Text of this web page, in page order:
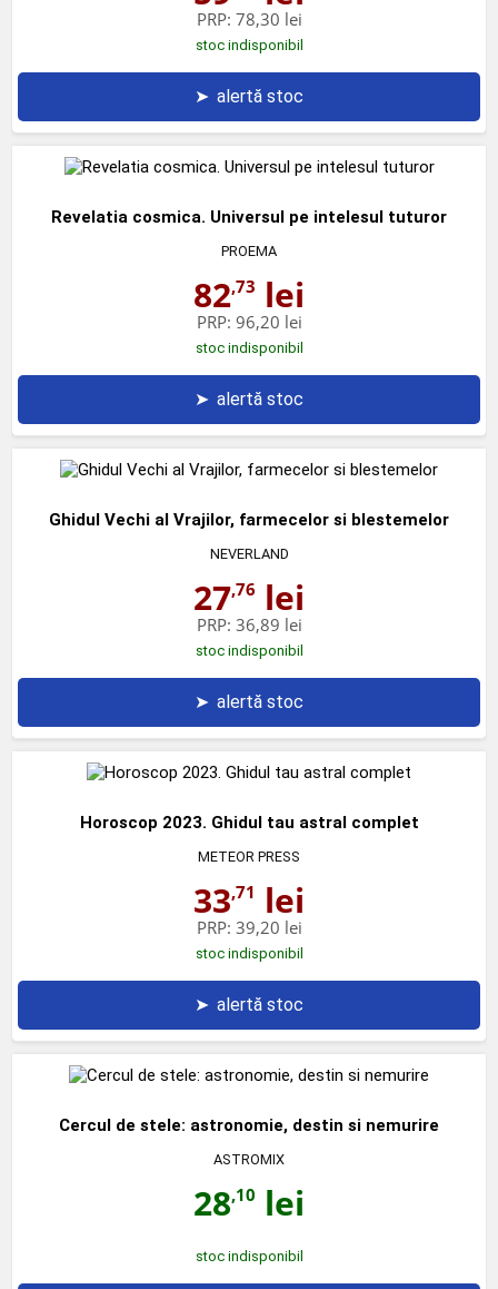
PRP: 78,30 lei
stoc indisponibil
➤ alertă stoc
Revelatia cosmica. Universul pe intelesul tuturor
PROEMA
82,73 lei
PRP: 96,20 lei
stoc indisponibil
➤ alertă stoc
Ghidul Vechi al Vrajilor, farmecelor si blestemelor
NEVERLAND
27,76 lei
PRP: 36,89 lei
stoc indisponibil
➤ alertă stoc
Horoscop 2023. Ghidul tau astral complet
METEOR PRESS
33,71 lei
PRP: 39,20 lei
stoc indisponibil
➤ alertă stoc
Cercul de stele: astronomie, destin si nemurire
ASTROMIX
28,10 lei
stoc indisponibil